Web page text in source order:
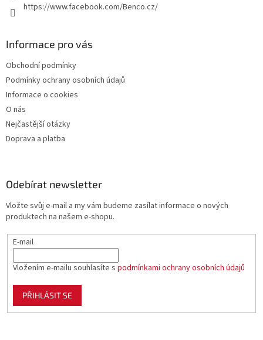
https://www.facebook.com/Benco.cz/
Informace pro vás
Obchodní podmínky
Podmínky ochrany osobních údajů
Informace o cookies
O nás
Nejčastější otázky
Doprava a platba
Odebírat newsletter
Vložte svůj e-mail a my vám budeme zasílat informace o nových
produktech na našem e-shopu.
E-mail
Vložením e-mailu souhlasíte s podmínkami ochrany osobních údajů
PŘIHLÁSIT SE